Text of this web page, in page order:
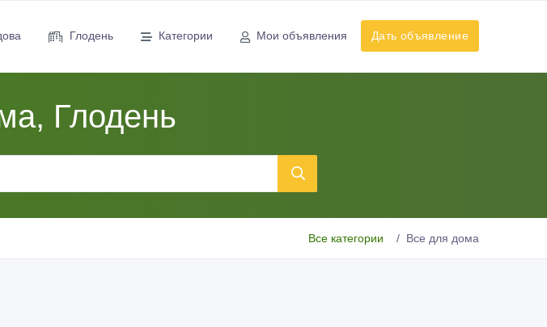
Глодень Категории Мои объявления Дать объявление
Глодень
Все категории Все для дома